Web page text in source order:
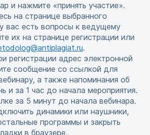
и нажмите «принять участие».
на странице выбранного
вас есть вопросы к ведущему
их на странице регистрации или
.
регистрации адрес электронной
сообщение со ссылкой для
а также напоминания об
и за 1 час до начала мероприятия.
за 5 минут до начала вебинара.
динамики или наушники,
программы и закрыть
в браузере.